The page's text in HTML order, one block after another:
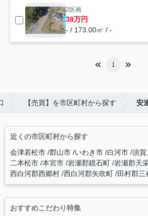
2区画
38万円
- / 173.00㎡ / -
1
【売買】を市区町村から探す 安
近くの市区町村から探す
会津若松市 郡山市 いわき市 白河市 須賀
二本松市 本宮市 岩瀬郡鏡石町 岩瀬郡天
西白河郡西郷村 西白河郡矢吹町 田村郡三
おすすめこだわり特集